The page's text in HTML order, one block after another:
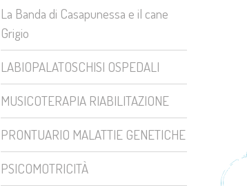
La Banda di Casapunessa e il cane
Grigio
LABIOPALATOSCHISI OSPEDALI
MUSICOTERAPIA RIABILITAZIONE
PRONTUARIO MALATTIE GENETICHE
PSICOMOTRICITÀ